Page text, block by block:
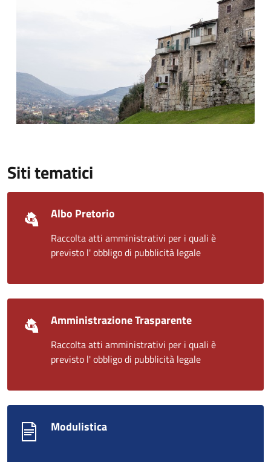
Siti tematici
Albo Pretorio
Raccolta atti amministrativi per i quali è
previsto l' obbligo di pubblicità legale
Amministrazione Trasparente
Raccolta atti amministrativi per i quali è
previsto l' obbligo di pubblicità legale
Modulistica